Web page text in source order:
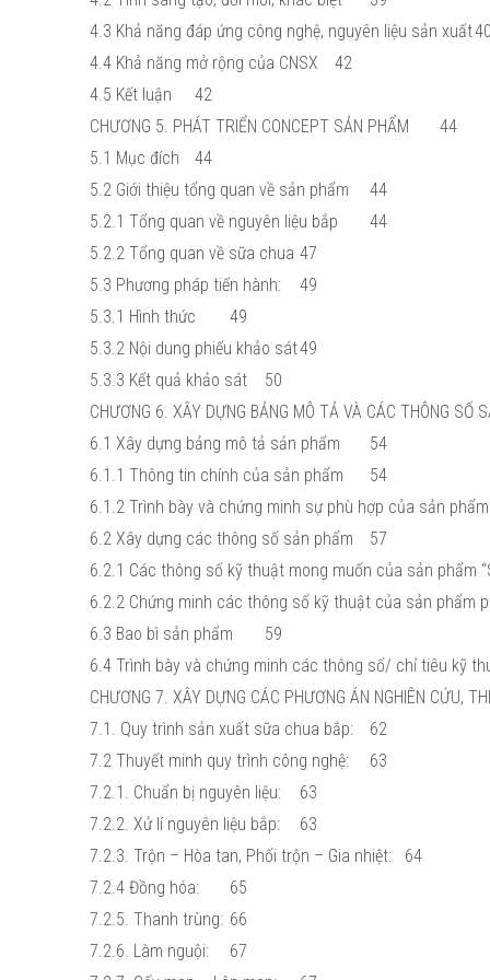
4.3 Khả năng đáp ứng công nghệ, nguyên liệu sản xuất
4.4 Khả năng mở rộng của CNSX
42
4.5 Kết luận
42
CHƯƠNG 5. PHÁT TRIỂN CONCEPT SẢN PHẨM
44
5.1 Mục đích
44
5.2 Giới thiệu tổng quan về sản phẩm
44
5.2.1 Tổng quan về nguyên liệu bắp
44
5.2.2 Tổng quan về sữa chua 47
5.3 Phương pháp tiến hành:
49
5.3.1 Hình thức
49
5.3.2 Nội dung phiếu khảo sát49
5.3.3 Kết quả khảo sát
50
CHƯƠNG 6. XÂY DỰNG BẢNG MÔ TẢ VÀ CÁC THÔNG SỐ
6.1 Xây dựng bảng mô tả sản phẩm
54
6.1.1 Thông tin chính của sản phẩm
54
6.1.2 Trình bày và chứng minh sự phù hợp của sản
6.2 Xây dựng các thông số sản phẩm
57
6.2.1 Các thông số kỹ thuật mong muốn của sản phẩm
6.2.2 Chứng minh các thông số kỹ thuật của sản phẩm
6.3 Bao bì sản phẩm
59
6.4 Trình bày và chứng minh các thông số/ chỉ tiêu kỹ
CHƯƠNG 7. XÂY DỰNG CÁC PHƯƠNG ÁN NGHIÊN CỨU,
7.1. Quy trình sản xuất sữa chua bắp:
62
7.2 Thuyết minh quy trình công nghệ:
63
7.2.1. Chuẩn bị nguyên liệu:
63
7.2.2. Xử lí nguyên liệu bắp:
63
7.2.3. Trộn – Hòa tan, Phối trộn – Gia nhiệt:
64
7.2.4 Đồng hóa:
65
7.2.5. Thanh trùng: 66
7.2.6. Làm nguội:
67